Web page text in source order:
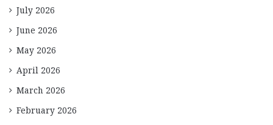
July 2026
June 2026
May 2026
April 2026
March 2026
February 2026